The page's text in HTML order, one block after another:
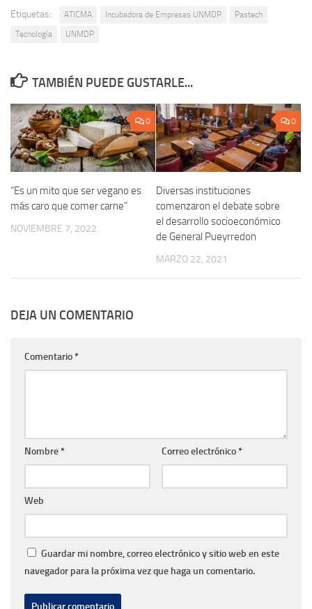
Etiquetas: ATICMA Incubadora de Empresas UNMDP
Pastech
Tecnología
UNMDP
TAMBIÉN PUEDE GUSTARLE...
0
“Es un mito que ser vegano es
más caro que comer carne”
NOVIEMBRE 7, 2022
0
Diversas instituciones
comenzaron el debate sobre
el desarrollo socioeconómico
de General Pueyrredon
MARZO 22, 2021
DEJA UN COMENTARIO
Comentario*
Nombre* Correo electrónico*
Web
Guardar mi nombre, correo electrónico y sitio web en este
navegador para la próxima vez que haga un comentario.